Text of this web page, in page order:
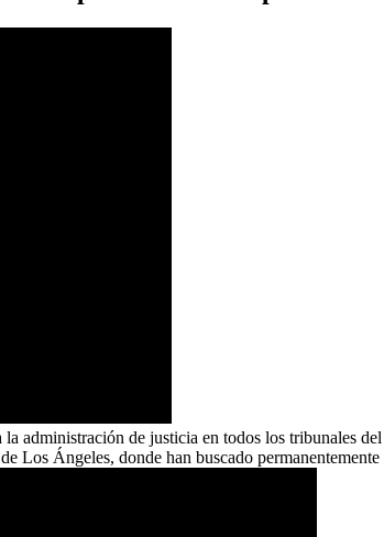
administración de justicia en todos los tribunales
Los Ángeles, donde han buscado